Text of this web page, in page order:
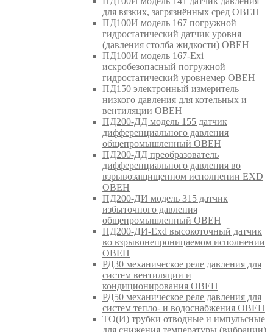
для вязких, загрязнённых сред ОВЕН
ПД100И модель 167 погружной
гидростатический датчик уровня
(давления столба жидкости) ОВЕН
ПД100И модель 167-Exi
искробезопасный погружной
гидростатический уровнемер ОВЕН
ПД150 электронный измеритель
низкого давления для котельных и
вентиляции ОВЕН
ПД200-ДД модель 155 датчик
дифференциального давления
общепромышленный ОВЕН
ПД200-ДД преобразователь
дифференциального давления во
взрывозащищенном исполнении EXD
ОВЕН
ПД200-ДИ модель 315 датчик
избыточного давления
общепромышленный ОВЕН
ПД200-ДИ-Exd высокоточный датчик
во взрывонепроницаемом исполнении
ОВЕН
РД30 механическое реле давления для
систем вентиляции и
кондиционирования ОВЕН
РД50 механическое реле давления для
систем тепло- и водоснабжения ОВЕН
ТО(И) трубки отводные и импульсные
для снижения температуры (вибрации)